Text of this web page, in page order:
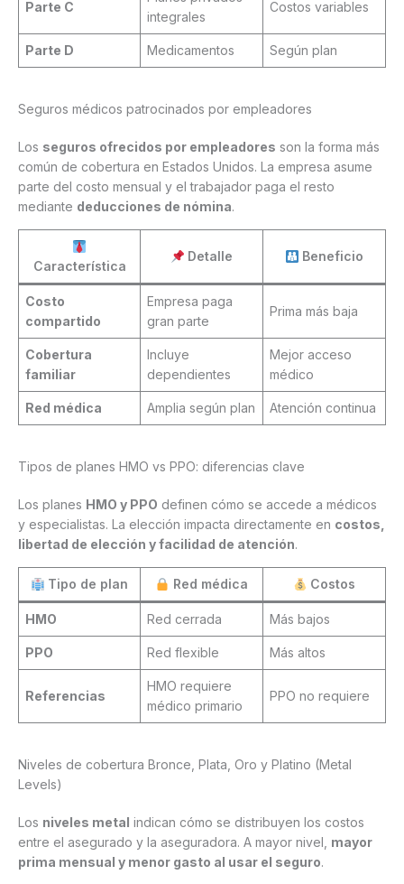
Parte C
integrales
Costos variables
Parte D Medicamentos Según plan
Seguros médicos patrocinados por empleadores
Los seguros ofrecidos por empleadores son la forma más
común de cobertura en Estados Unidos. La empresa asume
parte del costo mensual y el trabajador paga el resto
mediante deducciones de nómina.
Característica
Detalle Beneficio
Costo
compartido
Empresa paga
gran parte
Prima más baja
Cobertura
familiar
Incluye
dependientes
Mejor acceso
médico
Red médica Amplia según plan Atención continua
Tipos de planes HMO vs PPO: diferencias clave
Los planes HMO y PPO definen cómo se accede a médicos
y especialistas. La elección impacta directamente en costos,
libertad de elección y facilidad de atención.
Tipo de plan Red médica Costos
HMO Red cerrada Más bajos
PPO Red flexible Más altos
Referencias
HMO requiere
médico primario
PPO no requiere
Niveles de cobertura Bronce, Plata, Oro y Platino (Metal
Levels)
Los niveles metal indican cómo se distribuyen los costos
entre el asegurado y la aseguradora. A mayor nivel, mayor
prima mensual y menor gasto al usar el seguro.